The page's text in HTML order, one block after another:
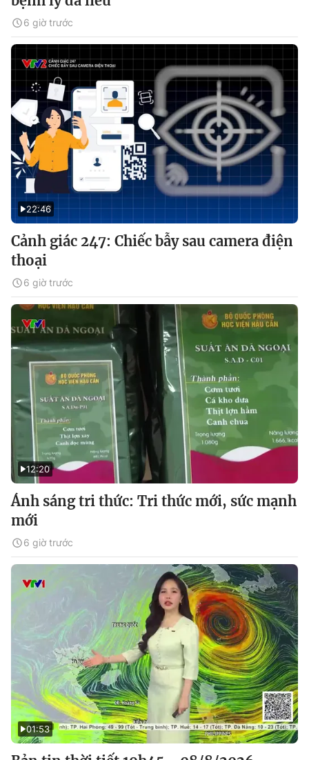
6 giờ trước
22:46
Cảnh giác 247: Chiếc bẫy sau camera điện
thoại
6 giờ trước
12:20
Ánh sáng tri thức: Tri thức mới, sức mạnh
mới
6 giờ trước
01:53